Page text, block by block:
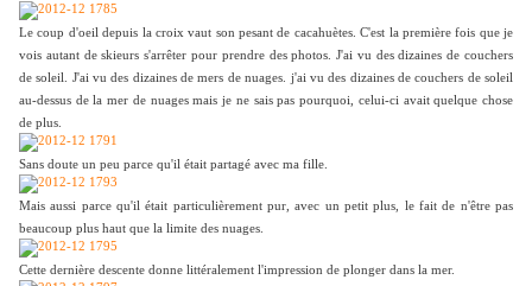
Le coup d'oeil depuis la croix vaut son pesant de cacahuètes. C'est la première fois que je
vois autant de skieurs s'arrêter pour prendre des photos. J'ai vu des dizaines de couchers
de soleil. J'ai vu des dizaines de mers de nuages. j'ai vu des dizaines de couchers de soleil
au-dessus de la mer de nuages mais je ne sais pas pourquoi, celui-ci avait quelque chose
de plus.
Sans doute un peu parce qu'il était partagé avec ma fille.
Mais aussi parce qu'il était particulièrement pur, avec un petit plus, le fait de n'être pas
beaucoup plus haut que la limite des nuages.
Cette dernière descente donne littéralement l'impression de plonger dans la mer.